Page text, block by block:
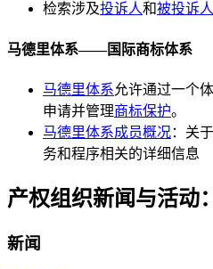
检索涉及投诉人和被投诉人
马德里体系——国际商标体系
马德里体系允许通过一个
申请并管理商标保护。
马德里体系成员概况：关
务和程序相关的详细信息
产权组织新闻与活动
新闻